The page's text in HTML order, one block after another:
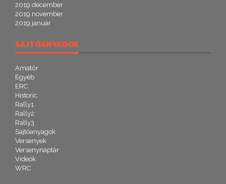
2019 december
2019 november
2019 január
SAJTÓANYAGOK
Amatőr
Egyéb
ERC
Historic
Rally1
Rally2
Rally3
Sajtóanyagok
Versenyek
Versenynaptár
Videók
WRC